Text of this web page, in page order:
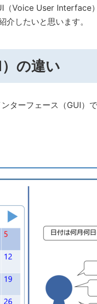
Voice User Interface
介したいと思います。
の違い
ターフェース（GUI）